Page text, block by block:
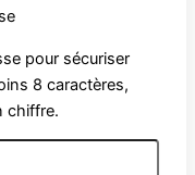
pour sécuriser
8 caractères,
chiffre.